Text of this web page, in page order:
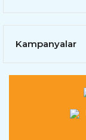
Kampanyalar